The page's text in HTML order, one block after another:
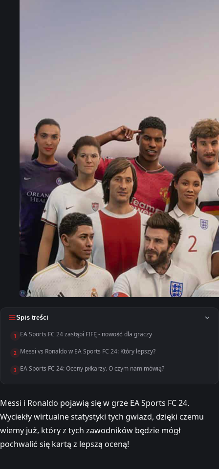
Spis treści
1 EA Sports FC 24 zastąpi FIFĘ - nowość dla graczy
2 Messi vs Ronaldo w EA Sports FC 24: Który lepszy?
3 EA Sports FC 24: Oceny piłkarzy. O czym nam mówią?
Messi i Ronaldo pojawią się w grze EA Sports FC 24.
Wyciekły wirtualne statystyki tych gwiazd, dzięki czemu
wiemy już, który z tych zawodników będzie mógł
pochwalić się kartą z lepszą oceną!